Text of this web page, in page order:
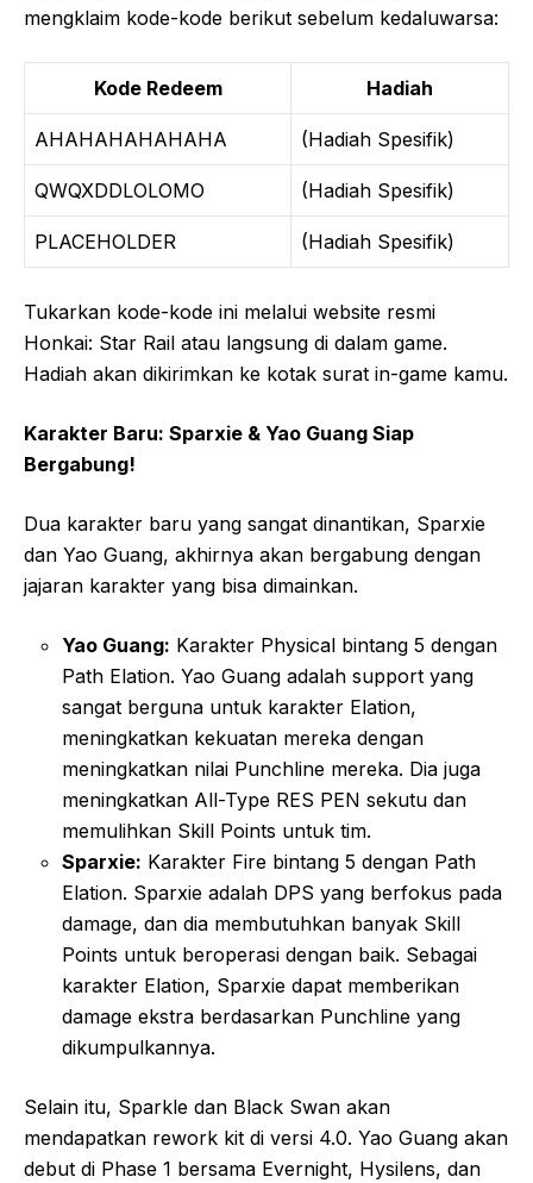
mengklaim kode-kode berikut sebelum kedaluwarsa:
Kode Redeem Hadiah
AHAHAHAHAHAHA (Hadiah Spesifik)
QWQXDDLOLOMO (Hadiah Spesifik)
PLACEHOLDER (Hadiah Spesifik)
Tukarkan kode-kode ini melalui website resmi
Honkai: Star Rail atau langsung di dalam game.
Hadiah akan dikirimkan ke kotak surat in-game kamu.
Karakter Baru: Sparxie & Yao Guang Siap
Bergabung!
Dua karakter baru yang sangat dinantikan, Sparxie
dan Yao Guang, akhirnya akan bergabung dengan
jajaran karakter yang bisa dimainkan.
Yao Guang: Karakter Physical bintang 5 dengan
Path Elation. Yao Guang adalah support yang
sangat berguna untuk karakter Elation,
meningkatkan kekuatan mereka dengan
meningkatkan nilai Punchline mereka. Dia juga
meningkatkan All-Type RES PEN sekutu dan
memulihkan Skill Points untuk tim.
Sparxie: Karakter Fire bintang 5 dengan Path
Elation. Sparxie adalah DPS yang berfokus pada
damage, dan dia membutuhkan banyak Skill
Points untuk beroperasi dengan baik. Sebagai
karakter Elation, Sparxie dapat memberikan
damage ekstra berdasarkan Punchline yang
dikumpulkannya.
Selain itu, Sparkle dan Black Swan akan
mendapatkan rework kit di versi 4.0. Yao Guang akan
debut di Phase 1 bersama Evernight, Hysilens, dan